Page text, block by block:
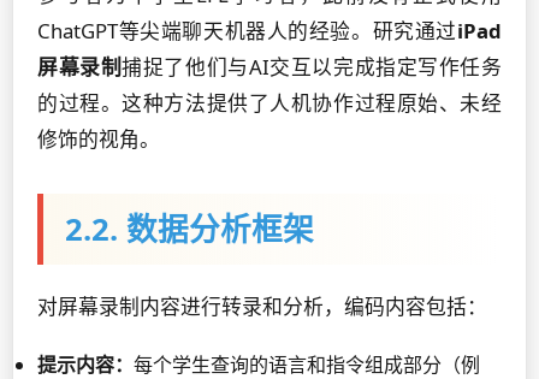
ChatGPT等尖端聊天机器人的经验。研究通过iPad
屏幕录制捕捉了他们与AI交互以完成指定写作任务
的过程。这种方法提供了人机协作过程原始、未经
修饰的视角。
2.2. 数据分析框架
对屏幕录制内容进行转录和分析，编码内容包括：
提示内容： 每个学生查询的语言和指令组成部分（例